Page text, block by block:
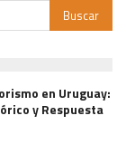
en Uruguay:
y Respuesta